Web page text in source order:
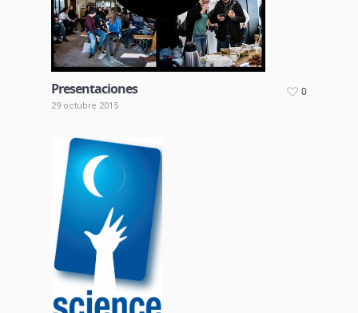
Presentaciones
29 octubre 2015
0